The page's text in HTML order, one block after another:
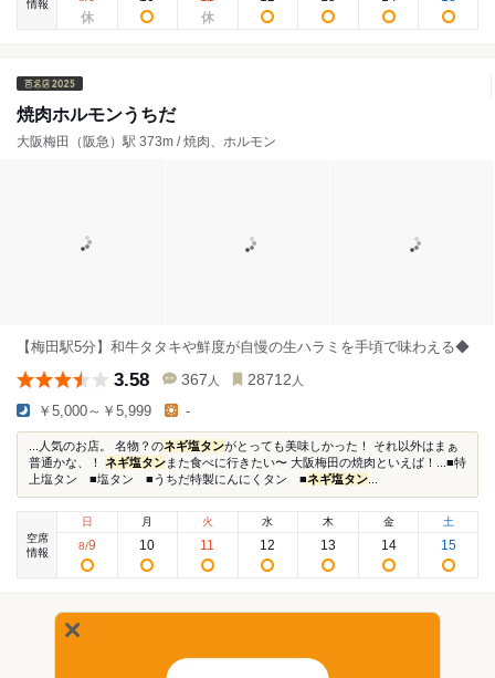
情報
焼肉ホルモンうちだ
大阪梅田（阪急）駅 373m / 焼肉、ホルモン
【梅田駅5分】和牛タタキや鮮度が自慢の生ハラミを手頃で味わえる◆
3.58 367 人 28712 人
￥5,000～￥5,999 -
...人気のお店。 名物？のネギ塩タンがとっても美味しかった！ それ以外はまぁ
普通かな、！ ネギ塩タンまた食べに行きたい〜 大阪梅田の焼肉といえば！...■特
上塩タン ■塩タン ■うちだ特製にんにくタン ■ネギ塩タン
空席
情報
日
8/9
月
10
火
11
水
12
木
13
金
14
土
15